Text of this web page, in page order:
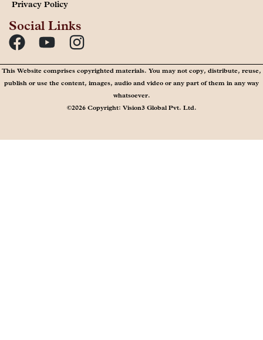
Privacy Policy
Social Links
This Website comprises copyrighted materials. You may not copy, distribute, reuse,
publish or use the content, images, audio and video or any part of them in any way
whatsoever.
©2026 Copyright: Vision3 Global Pvt. Ltd.